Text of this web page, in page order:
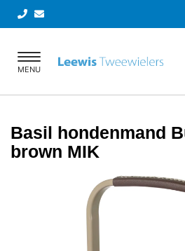
Toggle
navigation
MENU
Basil hondenmand
brown MIK